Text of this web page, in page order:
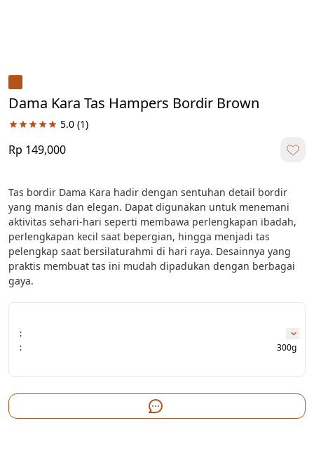
Dama Kara Tas Hampers Bordir Brown
5.0 (1)
Rp 149,000
Tas bordir Dama Kara hadir dengan sentuhan detail bordir
yang manis dan elegan. Dapat digunakan untuk menemani
aktivitas sehari-hari seperti membawa perlengkapan ibadah,
perlengkapan kecil saat bepergian, hingga menjadi tas
pelengkap saat bersilaturahmi di hari raya. Desainnya yang
praktis membuat tas ini mudah dipadukan dengan berbagai
gaya.
:
:
300g